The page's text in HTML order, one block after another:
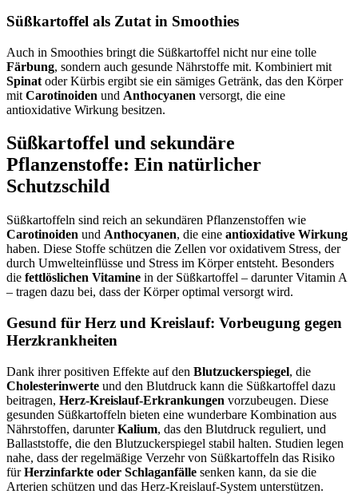
Süßkartoffel als Zutat in Smoothies
Auch in Smoothies bringt die Süßkartoffel nicht nur eine tolle
Färbung, sondern auch gesunde Nährstoffe mit. Kombiniert mit
Spinat oder Kürbis ergibt sie ein sämiges Getränk, das den Körper
mit Carotinoiden und Anthocyanen versorgt, die eine
antioxidative Wirkung besitzen.
Süßkartoffel und sekundäre
Pflanzenstoffe: Ein natürlicher
Schutzschild
Süßkartoffeln sind reich an sekundären Pflanzenstoffen wie
Carotinoiden und Anthocyanen, die eine antioxidative Wirkung
haben. Diese Stoffe schützen die Zellen vor oxidativem Stress, der
durch Umwelteinflüsse und Stress im Körper entsteht. Besonders
die fettlöslichen Vitamine in der Süßkartoffel – darunter Vitamin A
– tragen dazu bei, dass der Körper optimal versorgt wird.
Gesund für Herz und Kreislauf: Vorbeugung gegen
Herzkrankheiten
Dank ihrer positiven Effekte auf den Blutzuckerspiegel, die
Cholesterinwerte und den Blutdruck kann die Süßkartoffel dazu
beitragen, Herz-Kreislauf-Erkrankungen vorzubeugen. Diese
gesunden Süßkartoffeln bieten eine wunderbare Kombination aus
Nährstoffen, darunterKalium, das den Blutdruck reguliert, und
Ballaststoffe, die den Blutzuckerspiegel stabil halten. Studien legen
nahe, dass der regelmäßige Verzehr von Süßkartoffeln das Risiko
fürHerzinfarkte oder Schlaganfälle senken kann, da sie die
Arterien schützen und das Herz-Kreislauf-System unterstützen.